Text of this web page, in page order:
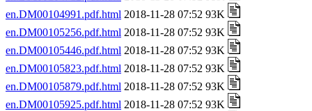
en.DM00104991.pdf.html 2018-11-28 07:52 93K
en.DM00105256.pdf.html 2018-11-28 07:52 93K
en.DM00105446.pdf.html 2018-11-28 07:52 93K
en.DM00105823.pdf.html 2018-11-28 07:52 93K
en.DM00105879.pdf.html 2018-11-28 07:52 93K
en.DM00105925.pdf.html 2018-11-28 07:52 93K